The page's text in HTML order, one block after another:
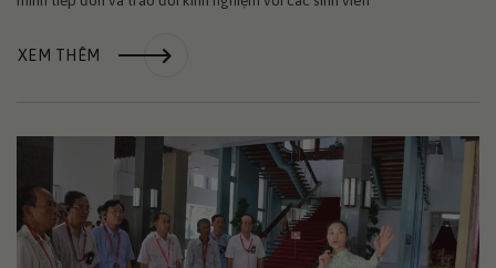
XEM THÊM